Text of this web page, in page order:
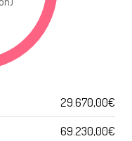
29.670,00€
69.230,00€